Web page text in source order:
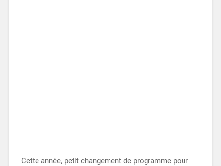
Cette année, petit changement de programme pour